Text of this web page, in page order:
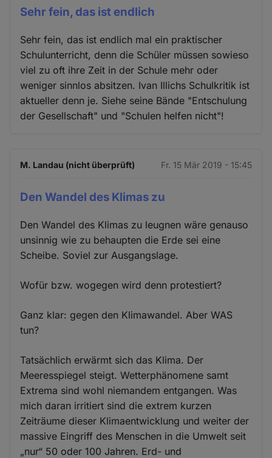
Sehr fein, das ist endlich
Sehr fein, das ist endlich mal ein praktischer
Schulunterricht, denn die Schüler müssen sowieso
viel zu oft ihre Zeit in der Schule mehr oder
weniger sinnlos absitzen. Ivan Illichs Schulkritik ist
aktueller denn je. Siehe seine Bände "Entschulung
der Gesellschaft" und "Schulen helfen nicht"!
M. Landau (nicht überprüft) Fr. 15 Mär 2019 - 15:45
Den Wandel des Klimas zu
Den Wandel des Klimas zu leugnen wäre genauso
unsinnig wie zu behaupten die Erde sei eine
Scheibe. Soviel zur Ausgangslage.
Wofür bzw. wogegen wird denn protestiert?
Ganz klar: gegen den Klimawandel. Aber WAS
tun?
Tatsächlich erwärmt sich das Klima. Der
Meeresspiegel steigt. Wetterphänomene samt
Extrema sind wohl niemandem entgangen. Was
mich daran irritiert sind die extrem kurzen
Zeiträume dieser Klimaentwicklung und weiter der
massive Eingriff des Menschen in die Umwelt seit
„nur“ 50 oder 100 Jahren. Erd- und